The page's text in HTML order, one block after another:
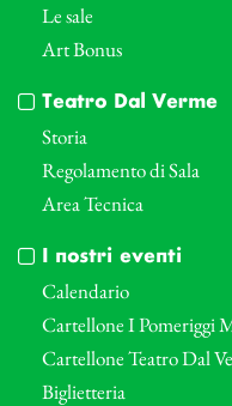
Le sale
Art Bonus
Teatro Dal Verme
Storia
Regolamento di Sala
Area Tecnica
I nostri eventi
Calendario
Cartellone I Pomeriggi
Cartellone Teatro Dal
Biglietteria